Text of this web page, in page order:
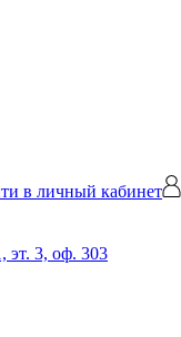
в личный кабинет
эт. 3, оф. 303